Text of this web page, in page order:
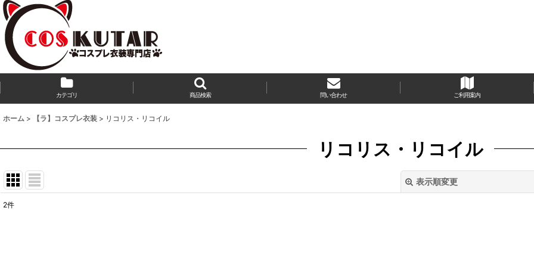
カテゴリ 商品検索 問い合わせ ご利用案内
ホーム > 【ラ】コスプレ衣装 > リコリス・リコイル
リコリス・リコイル
表示順変更
2件